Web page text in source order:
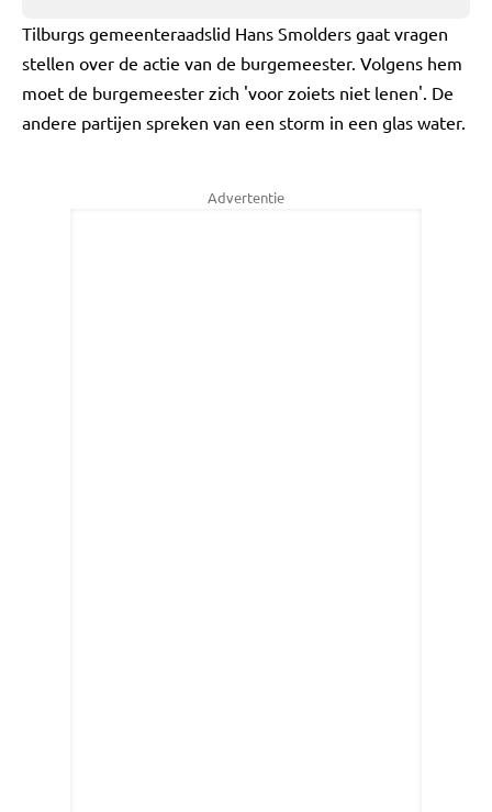
Tilburgs gemeenteraadslid Hans Smolders gaat vragen
stellen over de actie van de burgemeester. Volgens hem
moet de burgemeester zich 'voor zoiets niet lenen'. De
andere partijen spreken van een storm in een glas water.
Advertentie